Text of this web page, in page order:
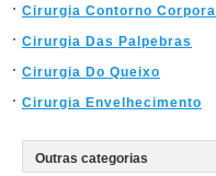
Cirurgia Contorno Corporal
Cirurgia Das Palpebras
Cirurgia Do Queixo
Cirurgia Envelhecimento